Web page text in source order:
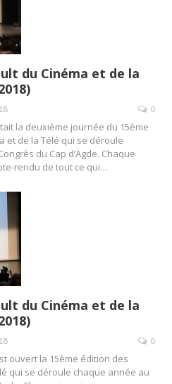
du Cinéma et de la
0
la deuxième journée du 15ème
et de la Télé qui se déroule
du Cap d’Agde. Chaque
rendu de tout ce qui…
du Cinéma et de la
0
ouvert la 15ème édition des
qui se déroule chaque année au